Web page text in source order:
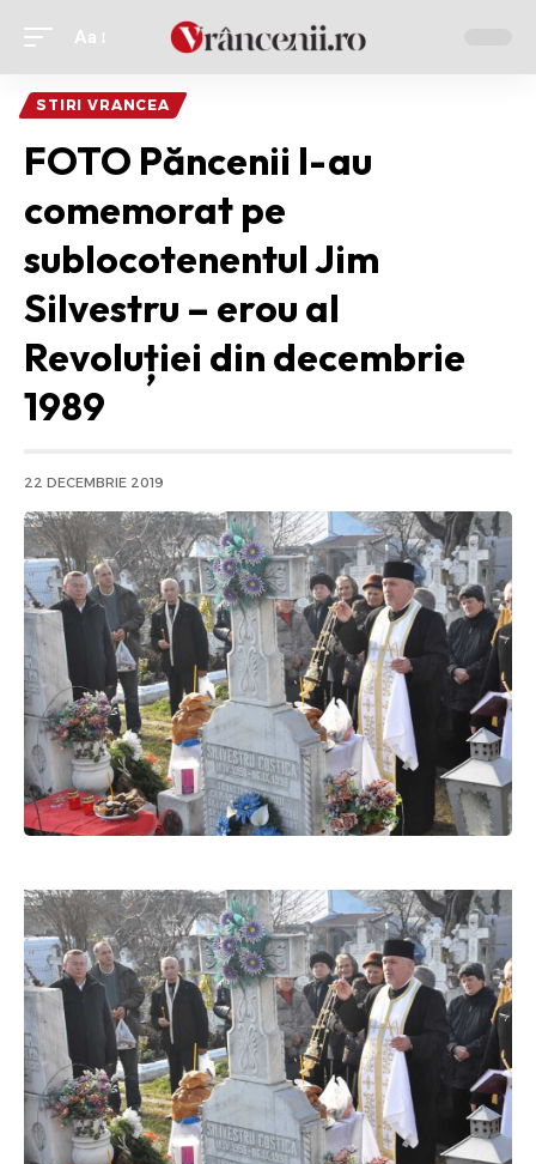
Ajustor
font
Aa
STIRI VRANCEA
FOTO Păncenii l-au
comemorat pe
sublocotenentul Jim
Silvestru – erou al
Revoluției din decembrie
1989
22 DECEMBRIE 2019